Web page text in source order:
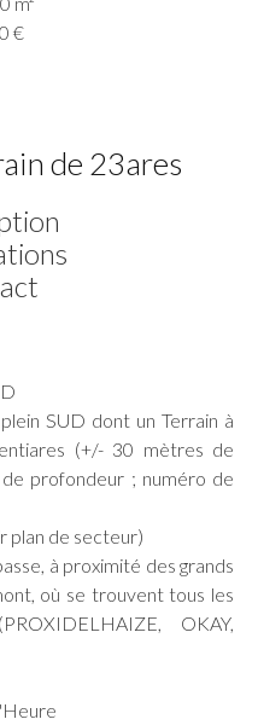
€
de 23ares
SUD dont un Terrain à
(+/- 30 mètres de
profondeur ; numéro de
plan de secteur)
à proximité des grands
où se trouvent tous les
OKAY,